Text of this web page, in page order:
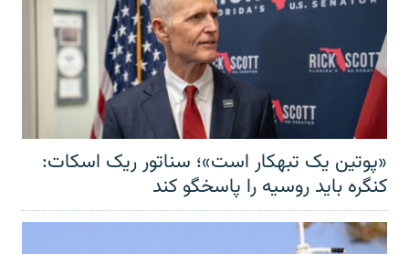
«پوتین یک تبهکار است»؛ سناتور ریک اسکات:
کنگره باید روسیه را پاسخگو کند